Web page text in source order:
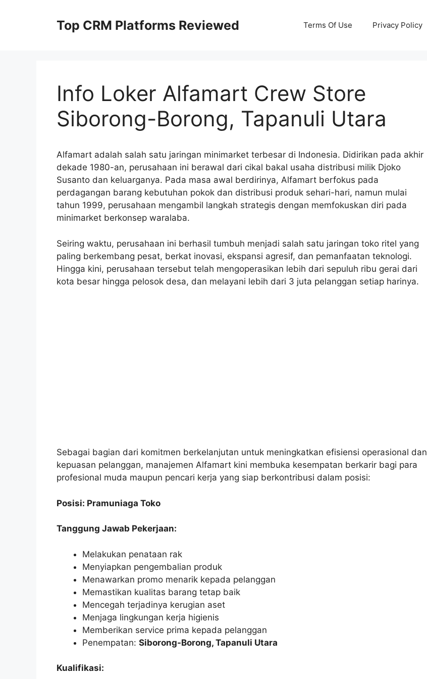
Top CRM Platforms Reviewed Terms Of Use Privacy Policy
Info Loker Alfamart Crew Store
Siborong-Borong, Tapanuli Utara
Alfamart adalah salah satu jaringan minimarket terbesar di Indonesia. Didirikan pada akhir
dekade 1980-an, perusahaan ini berawal dari cikal bakal usaha distribusi milik Djoko
Susanto dan keluarganya. Pada masa awal berdirinya, Alfamart berfokus pada
perdagangan barang kebutuhan pokok dan distribusi produk sehari-hari, namun mulai
tahun 1999, perusahaan mengambil langkah strategis dengan memfokuskan diri pada
minimarket berkonsep waralaba.
Seiring waktu, perusahaan ini berhasil tumbuh menjadi salah satu jaringan toko ritel yang
paling berkembang pesat, berkat inovasi, ekspansi agresif, dan pemanfaatan teknologi.
Hingga kini, perusahaan tersebut telah mengoperasikan lebih dari sepuluh ribu gerai dari
kota besar hingga pelosok desa, dan melayani lebih dari 3 juta pelanggan setiap harinya.
Sebagai bagian dari komitmen berkelanjutan untuk meningkatkan efisiensi operasional dan
kepuasan pelanggan, manajemen Alfamart kini membuka kesempatan berkarir bagi para
profesional muda maupun pencari kerja yang siap berkontribusi dalam posisi:
Posisi: Pramuniaga Toko
Tanggung Jawab Pekerjaan:
Melakukan penataan rak
Menyiapkan pengembalian produk
Menawarkan promo menarik kepada pelanggan
Memastikan kualitas barang tetap baik
Mencegah terjadinya kerugian aset
Menjaga lingkungan kerja higienis
Memberikan service prima kepada pelanggan
Penempatan: Siborong-Borong, Tapanuli Utara
Kualifikasi: